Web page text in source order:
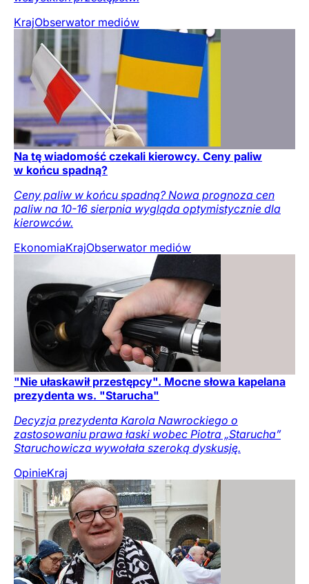
KrajObserwator mediów
Na tę wiadomość czekali kierowcy. Ceny paliw
w końcu spadną?
Ceny paliw w końcu spadną? Nowa prognoza cen
paliw na 10-16 sierpnia wygląda optymistycznie dla
kierowców.
EkonomiaKrajObserwator mediów
"Nie ułaskawił przestępcy". Mocne słowa kapelana
prezydenta ws. "Starucha"
Decyzja prezydenta Karola Nawrockiego o
zastosowaniu prawa łaski wobec Piotra „Starucha”
Staruchowicza wywołała szeroką dyskusję.
OpinieKraj